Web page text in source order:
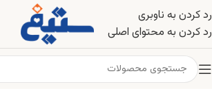
رد کردن به ناوبری
رد کردن به محتوای اصلی